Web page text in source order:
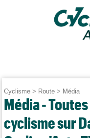
Cyclisme > Route > Média
Média -
cyclisme sur